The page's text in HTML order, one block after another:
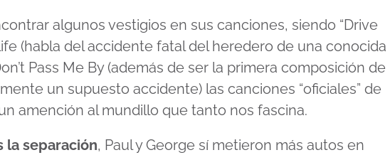
algunos vestigios en sus canciones, siendo “Drive
life (habla del accidente fatal del heredero de una conocida
Pass Me By (además de ser la primera composición de
un supuesto accidente) las canciones “oficiales” de
amención al mundillo que tanto nos fascina.
la separación, Paul y George sí metieron más autos en